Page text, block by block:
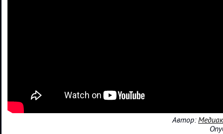
Автор: